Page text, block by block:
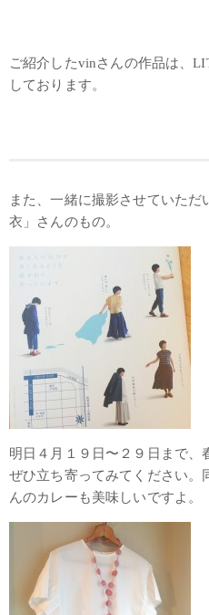
ご紹介したvinさんの作品は、
しております。
また、一緒に撮影させていただ
衣」さんのもの。
明日４月１９日〜２９日まで、
ぜひ立ち寄ってみてください。
んのカレーも美味しいですよ。